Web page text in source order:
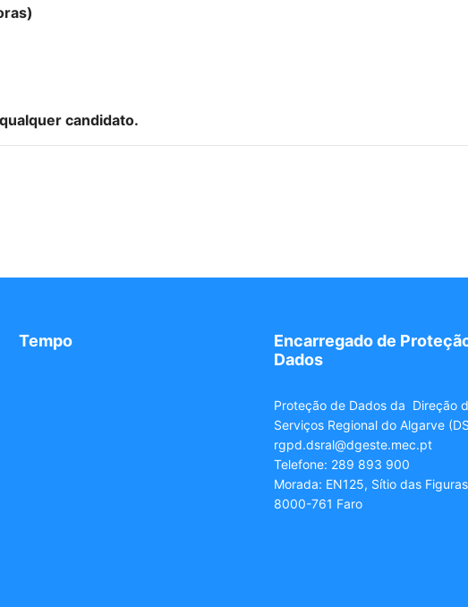
candidato.
Tempo
Encarregado de
Dados
Proteção de Dados da Direção
Serviços Regional do Algarve
rgpd.dsral@dgeste.mec.pt
Telefone: 289 893 900
Morada: EN125, Sítio das Figuras
8000-761 Faro